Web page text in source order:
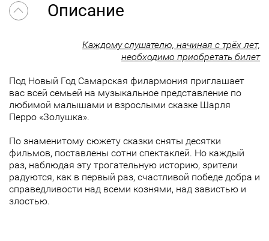
Описание
Каждому слушателю, начиная с трёх лет,
необходимо приобретать билет
Под Новый Год Самарская филармония приглашает
вас всей семьей на музыкальное представление по
любимой малышами и взрослыми сказке Шарля
Перро «Золушка».
По знаменитому сюжету сказки сняты десятки
фильмов, поставлены сотни спектаклей. Но каждый
раз, наблюдая эту трогательную историю, зрители
радуются, как в первый раз, счастливой победе добра и
справедливости над всеми кознями, над завистью и
злостью.